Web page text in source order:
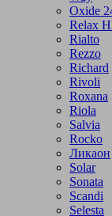
Oxide
Relax
Rialto
Rezzo
Richard
Rivoli
Roxana
Riola
Salvia
Rocko
Ликаон
Solar
Sonata
Scandi
Selesta